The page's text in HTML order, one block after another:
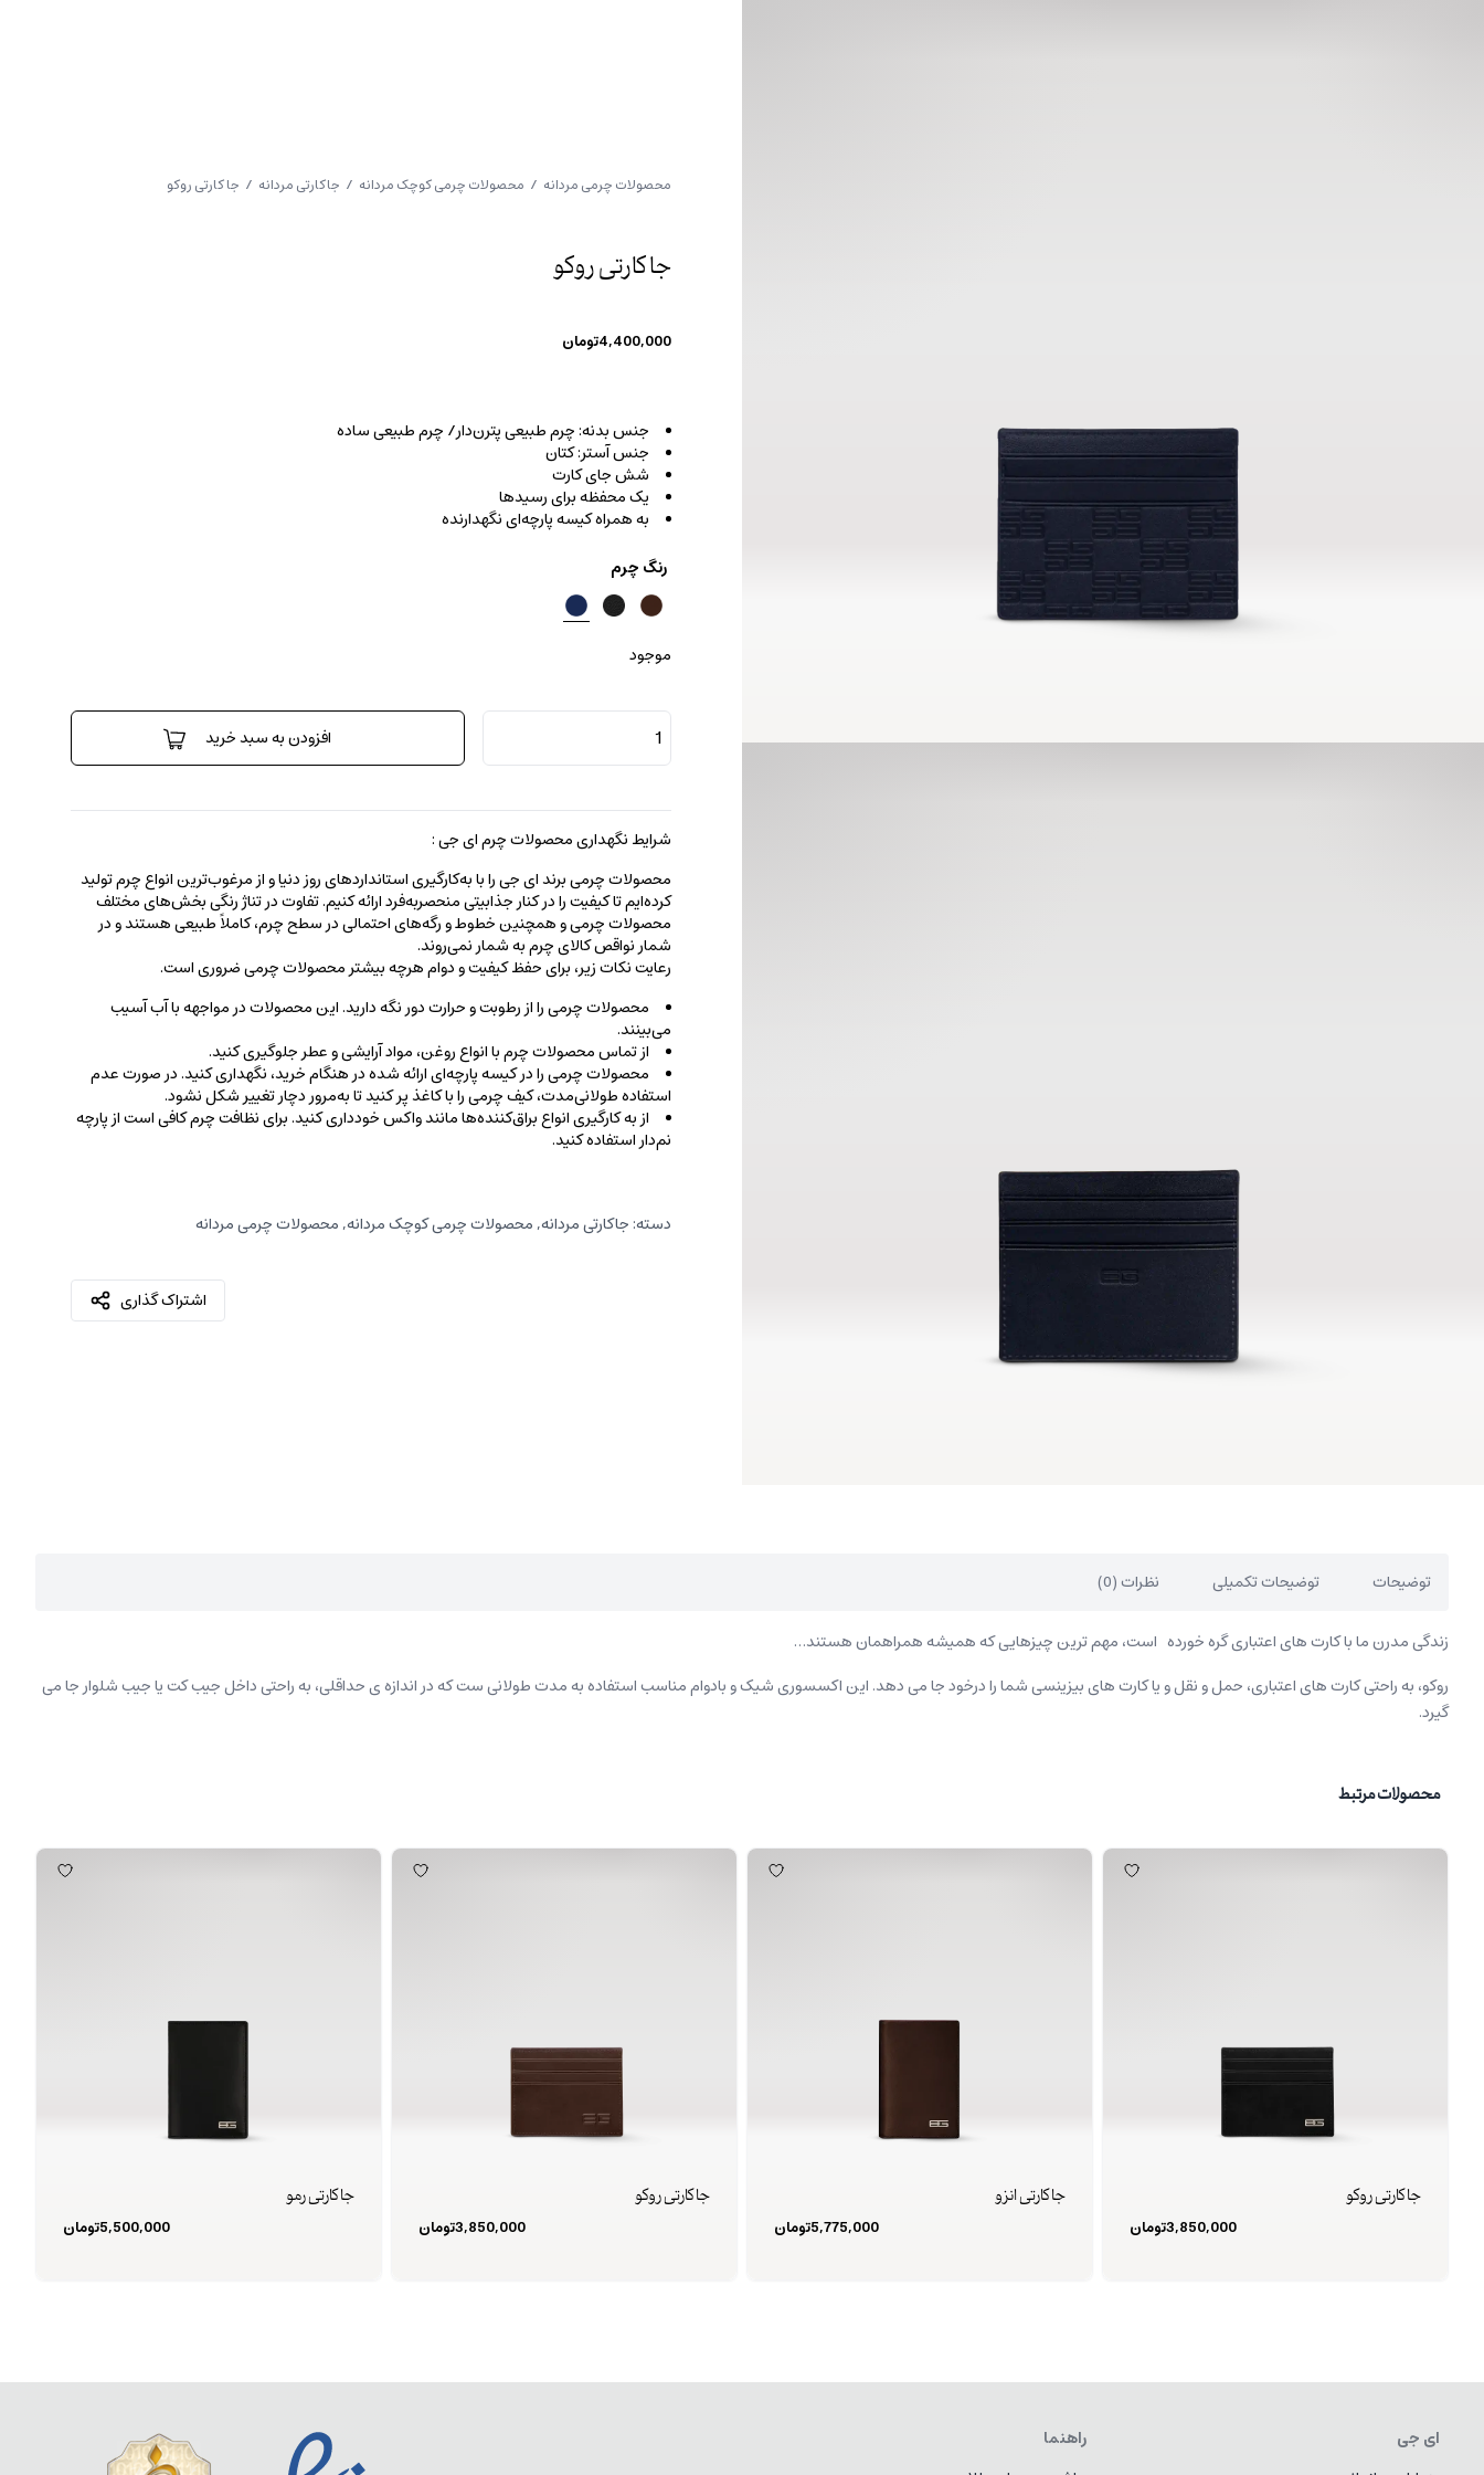
محصولات چرمی مردانه / محصولات چرمی کوچک مردانه / جاکارتی مردانه / جا کارتی روکو
جا کارتی روکو
4,400,000تومان
جنس بدنه: چرم طبیعی پترن‌دار/ چرم طبیعی ساده
جنس آستر: کتان
شش جای کارت
یک محفظه برای رسیدها
به همراه کیسه پارچه‌ای نگهدارنده
رنگ چرم
موجود
جا
کارتی
روکو
افزودن به سبد خرید
شرایط نگهداری محصولات چرم ای جی :
محصولات چرمی برند ای جی را با به‌کارگیری استانداردهای روز دنیا و از مرغوب‌ترین انواع چرم تولید
کرده‌ایم تا کیفیت را در کنار جذابیتی منحصربه‌فرد ارائه کنیم. تفاوت در تناژ رنگی بخش‌های مختلف
محصولات چرمی و همچنین خطوط و رگه‌‌های احتمالی در سطح چرم، کاملاً طبیعی هستند و در
شمار نواقص کالای چرم به شمار نمی‌روند.
رعایت نکات زیر، برای حفظ کیفیت و دوام هرچه بیشتر محصولات چرمی ضروری است.
محصولات چرمی را از رطوبت و حرارت دور نگه دارید. این محصولات در مواجهه با آب آسیب
می‌بینند.
از تماس محصولات چرم با انواع روغن‌، مواد آرایشی و عطر جلوگیری کنید.
محصولات چرمی را در کیسه‌ پارچه‌ای ارائه شده در هنگام خرید، ‌نگهداری کنید. در صورت عدم
استفاده طولانی‌مدت، کیف‌ چرمی را با کاغذ پر کنید تا به‌مرور دچار تغییر شکل نشود.
از به کارگیری انواع براق‌کننده‌ها مانند واکس خودداری کنید. برای نظافت چرم کافی است از پارچه‌
نم‌دار استفاده کنید.
دسته: جاکارتی مردانه,محصولات چرمی کوچک مردانه,محصولات چرمی مردانه
اشتراک گذاری
توضیحات توضیحات تکمیلی نظرات (0)
زندگی مدرن ما با کارت های اعتباری گره خورده است، مهم ترین چیزهایی که همیشه همراهمان هستند…
روکو، به راحتی کارت های اعتباری، حمل و نقل و یا کارت های بیزینسی شما را درخود جا می دهد. این اکسسوری شیک و بادوام مناسب استفاده به مدت طولانی ست که در اندازه ی حداقلی، به راحتی داخل جیب کت یا جیب شلوار جا می
گیرد.
محصولات مرتبط
جا کارتی روکو
3,850,000تومان
جا کارتی انزو
5,775,000تومان
جا کارتی روکو
3,850,000تومان
جا کارتی رمو
5,500,000تومان
ای جی
راهنما